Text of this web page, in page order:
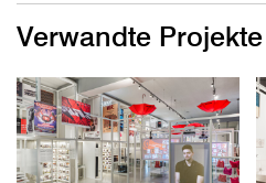
Verwandte Projekte